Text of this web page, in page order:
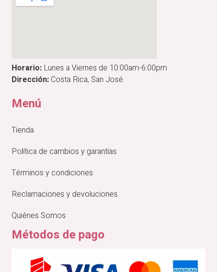
Horario: Lunes a Viernes de 10:00am-6:00pm
Dirección:Costa Rica, San José.
Menú
Tienda
Política de cambios y garantías
Términos y condiciones
Reclamaciones y devoluciones
Quiénes Somos
Métodos de pago